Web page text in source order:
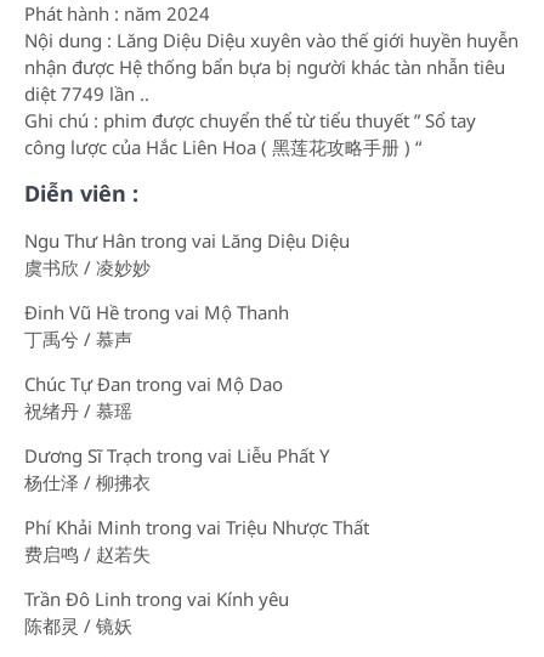
Phát hành : năm 2024
Nội dung : Lăng Diệu Diệu xuyên vào thế giới huyền huyễn
nhận được Hệ thống bẩn bựa bị người khác tàn nhẫn tiêu
diệt 7749 lần ..
Ghi chú : phim được chuyển thể từ tiểu thuyết ” Sổ tay
công lược của Hắc Liên Hoa ( 黑莲花攻略手册 ) “
Diễn viên :
Ngu Thư Hân trong vai Lăng Diệu Diệu
虞书欣 / 凌妙妙
Đinh Vũ Hề trong vai Mộ Thanh
丁禹兮 / 慕声
Chúc Tự Đan trong vai Mộ Dao
祝绪丹 / 慕瑶
Dương Sĩ Trạch trong vai Liễu Phất Y
杨仕泽 / 柳拂衣
Phí Khải Minh trong vai Triệu Nhược Thất
费启鸣 / 赵若失
Trần Đô Linh trong vai Kính yêu
陈都灵 / 镜妖